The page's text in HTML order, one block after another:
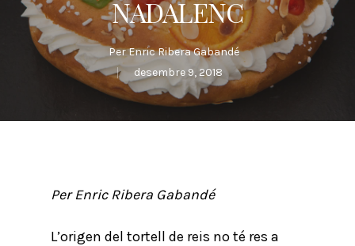
NADALENC
PerEnric Ribera Gabandé
desembre 9, 2018
Per Enric Ribera Gabandé
L’origen del tortell de reis no té res a